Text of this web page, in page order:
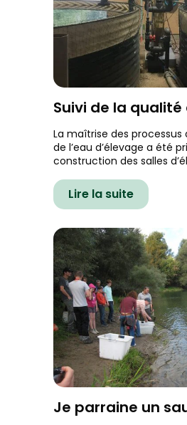
Suivi de la qualité
La maîtrise des
de l’eau d’élevage a été
construction des salles
Lire la suite
Je parraine un